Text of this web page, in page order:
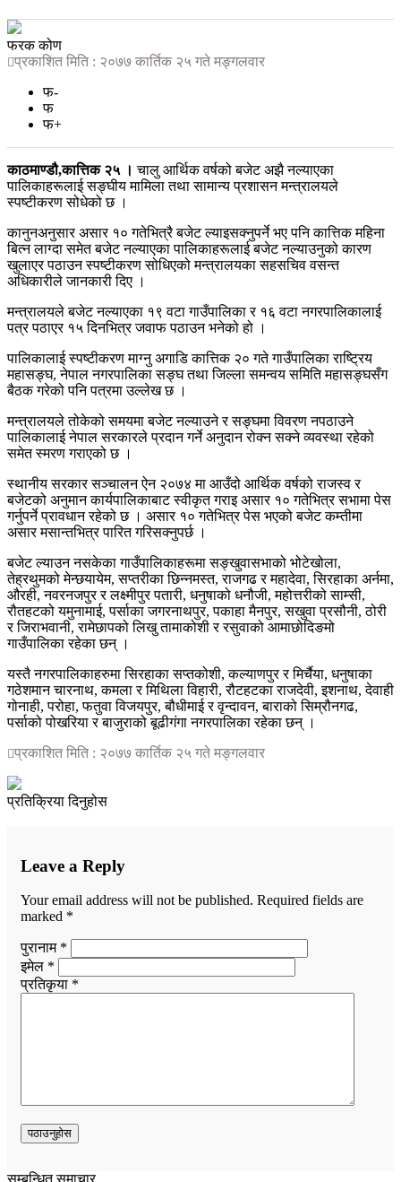
फरक कोण
प्रकाशित मिति : २०७७ कार्तिक २५ गते मङ्गलवार
फ-
फ
फ+
काठमाण्डौ,कात्तिक २५ । चालु आर्थिक वर्षको बजेट अझै नल्याएका
पालिकाहरूलाई सङ्घीय मामिला तथा सामान्य प्रशासन मन्त्रालयले
स्पष्टीकरण सोधेको छ ।
कानुनअनुसार असार १० गतेभित्रै बजेट ल्याइसक्नुपर्ने भए पनि कात्तिक महिना
बित्न लाग्दा समेत बजेट नल्याएका पालिकाहरूलाई बजेट नल्याउनुको कारण
खुलाएर पठाउन स्पष्टीकरण सोधिएको मन्त्रालयका सहसचिव वसन्त
अधिकारीले जानकारी दिए ।
मन्त्रालयले बजेट नल्याएका १९ वटा गाउँपालिका र १६ वटा नगरपालिकालाई
पत्र पठाएर १५ दिनभित्र जवाफ पठाउन भनेको हो ।
पालिकालाई स्पष्टीकरण माग्नु अगाडि कात्तिक २० गते गाउँपालिका राष्ट्रिय
महासङ्घ, नेपाल नगरपालिका सङ्घ तथा जिल्ला समन्वय समिति महासङ्घसँग
बैठक गरेको पनि पत्रमा उल्लेख छ ।
मन्त्रालयले तोकेको समयमा बजेट नल्याउने र सङ्घमा विवरण नपठाउने
पालिकालाई नेपाल सरकारले प्रदान गर्ने अनुदान रोक्न सक्ने व्यवस्था रहेको
समेत स्मरण गराएको छ ।
स्थानीय सरकार सञ्चालन ऐन २०७४ मा आउँदो आर्थिक वर्षको राजस्व र
बजेटको अनुमान कार्यपालिकाबाट स्वीकृत गराइ असार १० गतेभित्र सभामा पेस
गर्नुपर्ने प्रावधान रहेको छ । असार १० गतेभित्र पेस भएको बजेट कम्तीमा
असार मसान्तभित्र पारित गरिसक्नुपर्छ ।
बजेट ल्याउन नसकेका गाउँपालिकाहरूमा सङ्खुवासभाको भोटेखोला,
तेह्रथुमको मेन्छयायेम, सप्तरीका छिन्नमस्त, राजगढ र महादेवा, सिरहाका अर्नमा,
औरही, नवरनजपुर र लक्ष्मीपुर पतारी, धनुषाको धनौजी, महोत्तरीको साम्सी,
रौतहटको यमुनामाई, पर्साका जगरनाथपुर, पकाहा मैनपुर, सखुवा प्रसौनी, ठोरी
र जिराभवानी, रामेछापको लिखु तामाकोशी र रसुवाको आमाछोदिङमो
गाउँपालिका रहेका छन् ।
यस्तै नगरपालिकाहरुमा सिरहाका सप्तकोशी, कल्याणपुर र मिर्चैया, धनुषाका
गठेशमान चारनाथ, कमला र मिथिला विहारी, रौटहटका राजदेवी, इशनाथ, देवाही
गोनाही, परोहा, फतुवा विजयपुर, बौधीमाई र वृन्दावन, बाराको सिम्रौनगढ,
पर्साको पोखरिया र बाजुराको बूढीगंगा नगरपालिका रहेका छन् ।
प्रकाशित मिति : २०७७ कार्तिक २५ गते मङ्गलवार
प्रतिक्रिया दिनुहोस
Leave a Reply
Your email address will not be published. Required fields are
marked *
पुरानाम *
इमेल *
प्रतिकृया *